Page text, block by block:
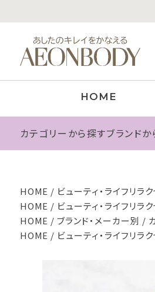
HOME
カテゴリーから探すブランド
HOME ビューティ・ライフリラ
HOME
ビューティ・ライフリラ
HOME
ブランド・メーカー別
HOME
ビューティ・ライフリラ